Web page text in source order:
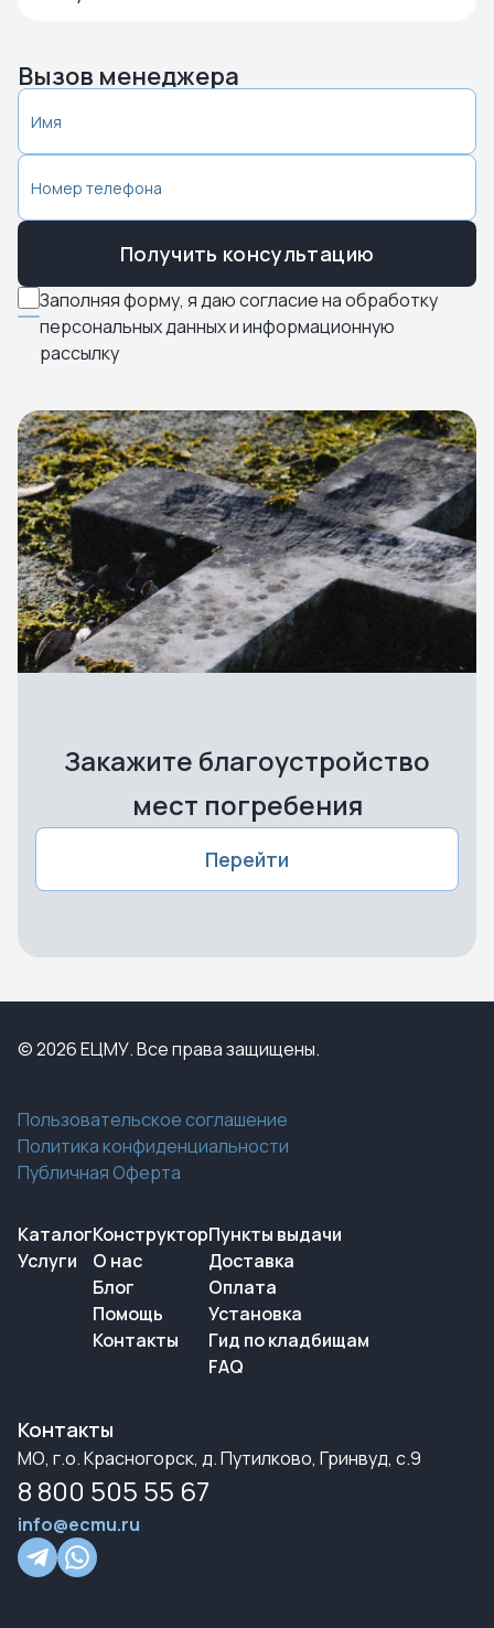
Вызов менеджера
Заполняя форму, я даю согласие на обработку
персональных данных и информационную
рассылку
Получить консультацию
Закажите благоустройство
мест погребения
Перейти
© 2026 ЕЦМУ. Все права защищены.
Пользовательское соглашение
Политика конфиденциальности
Публичная Оферта
Каталог
Услуги
Конструктор
О нас
Блог
Помощь
Контакты
Пункты выдачи
Доставка
Оплата
Установка
Гид по кладбищам
FAQ
Контакты
МО, г.о. Красногорск, д. Путилково, Гринвуд, с.9
8 800 505 55 67
info@ecmu.ru